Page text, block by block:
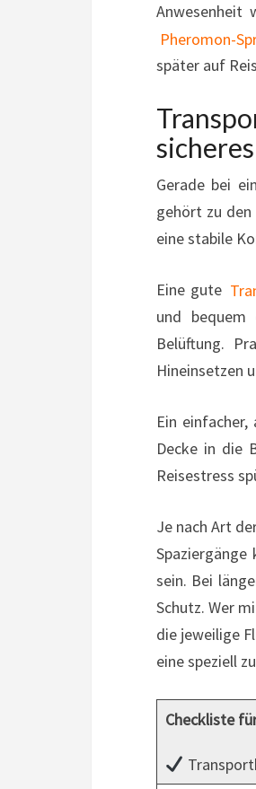
Anwesenheit
Pheromon-
später auf
Gerade bei
gehört zu
eine stabile
Eine gute
und
Belüftung.
Hineinsetzen
Ein
Decke in die
Reisestress
Je nach Art
sein. Bei
Schutz. Wer
die jeweilige
eine speziell
Checkliste